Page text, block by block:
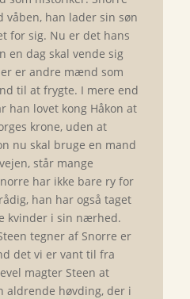
våben, han lader sin søn
for sig. Nu er det hans
en dag skal vende sig
er andre mænd som
til at frygte. I mere end
han lovet kong Håkon at
krone, uden at
nu skal bruge en mand
står mange
har ikke bare ry for
han har også taget
kvinder i sin nærhed.
tegner af Snorre er
det vi er vant til fra
magter Steen at
aldrende høvding, der i